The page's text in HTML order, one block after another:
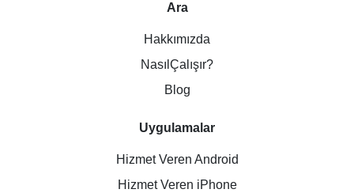
Ara
Hakkımızda
NasılÇalışır?
Blog
Uygulamalar
Hizmet Veren Android
Hizmet Veren iPhone